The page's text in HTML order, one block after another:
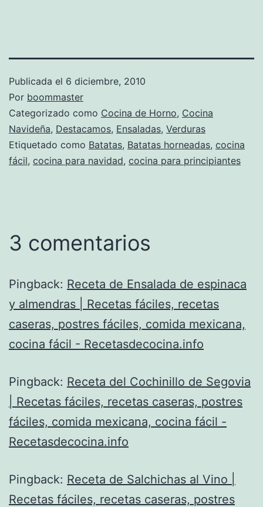
Publicada el 6 diciembre, 2010
Por boommaster
Categorizado como Cocina de Horno, Cocina
Navideña, Destacamos, Ensaladas, Verduras
Etiquetado como Batatas, Batatas horneadas, cocina
fácil, cocina para navidad, cocina para principiantes
3 comentarios
Pingback: Receta de Ensalada de espinaca
y almendras | Recetas fáciles, recetas
caseras, postres fáciles, comida mexicana,
cocina fácil - Recetasdecocina.info
Pingback: Receta del Cochinillo de Segovia
| Recetas fáciles, recetas caseras, postres
fáciles, comida mexicana, cocina fácil -
Recetasdecocina.info
Pingback: Receta de Salchichas al Vino |
Recetas fáciles, recetas caseras, postres